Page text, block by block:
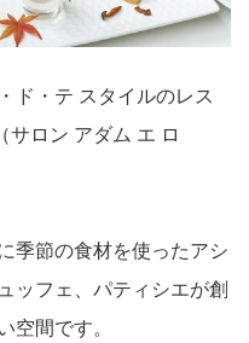
ド・テ スタイルのレス
サロン アダム エ ロ
季節の食材を使ったアシ
ッフェ、パティシエが創
空間です。